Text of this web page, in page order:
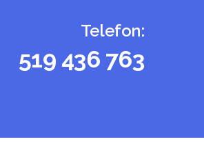
Telefon:
519 436 763